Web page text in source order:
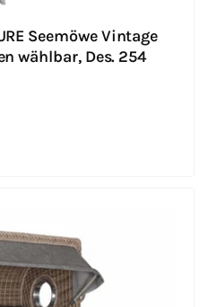
Seemöwe Vintage
wählbar, Des. 254